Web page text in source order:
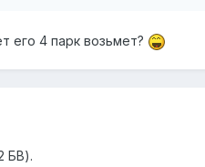
его 4 парк возьмет?
БВ).